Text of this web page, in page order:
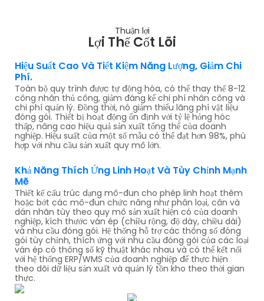
Thuận lợi
Lợi Thế Cốt Lõi
Hiệu Suất Cao Và Tiết Kiệm Năng Lượng, Giảm Chi
Phí.
Toàn bộ quy trình được tự động hóa, có thể thay thế 8-12
công nhân thủ công, giảm đáng kể chi phí nhân công và
chi phí quản lý. Đồng thời, nó giảm thiểu lãng phí vật liệu
đóng gói. Thiết bị hoạt động ổn định với tỷ lệ hỏng hóc
thấp, nâng cao hiệu quả sản xuất tổng thể của doanh
nghiệp. Hiệu suất của một số mẫu có thể đạt hơn 98%, phù
hợp với nhu cầu sản xuất quy mô lớn.
Khả Năng Thích Ứng Linh Hoạt Và Tùy Chỉnh Mạnh
Mẽ
Thiết kế cấu trúc dạng mô-đun cho phép linh hoạt thêm
hoặc bớt các mô-đun chức năng như phân loại, cân và
dán nhãn tùy theo quy mô sản xuất hiện có của doanh
nghiệp, kích thước ván ép (chiều rộng, độ dày, chiều dài)
và nhu cầu đóng gói. Hệ thống hỗ trợ các thông số đóng
gói tùy chỉnh, thích ứng với nhu cầu đóng gói của các loại
ván ép có thông số kỹ thuật khác nhau và có thể kết nối
với hệ thống ERP/WMS của doanh nghiệp để thực hiện
theo dõi dữ liệu sản xuất và quản lý tồn kho theo thời gian
thực.